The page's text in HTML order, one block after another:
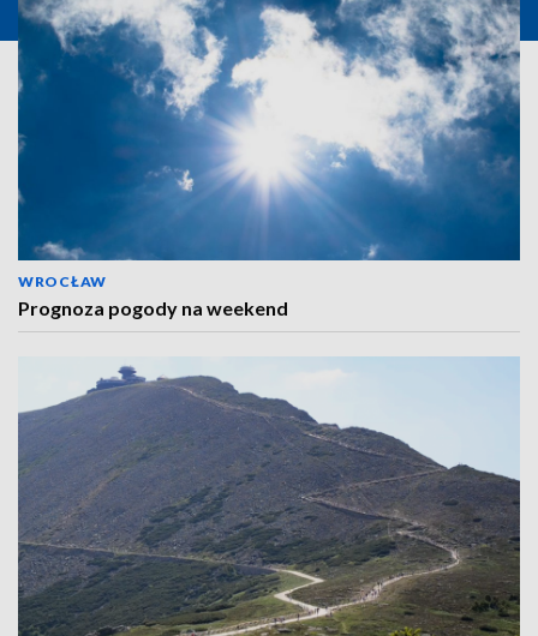
WROCŁAW
Prognoza pogody na weekend